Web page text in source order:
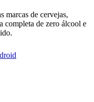
marcas de cervejas,
completa de zero álcool e